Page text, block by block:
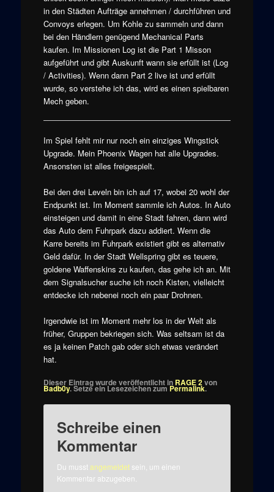
in den Städten Aufträge annehmen / durchführen und
Convoys erlegen. Um Kohle zu sammeln und dann
bei den Händlern genügend Mechanical Parts
kaufen. Im Missionen Log ist die Part 1 Misson
aufgeführt und gibt Auskunft wann sie erfüllt ist (Log
/ Activities). Wenn dann Part 2 live ist und erfüllt
wurde, so verstehe ich das, wird es einen spielbaren
Mech geben.
Im Spiel fehlt mir nur noch ein einziges Wingstick
Upgrade. Mein Phoenix Wagen hat alle Upgrades.
Ansonsten ist alles freigespielt.
Bei den drei Leveln bin ich auf 17, wobei 20 wohl der
Endpunkt ist. Im Moment sammle ich Autos. In Auto
einsteigen und damit in eine Stadt fahren, dann wird
das Auto dem Fuhrpark dazu addiert. Wenn die
Karre bereits im Fuhrpark existiert gibt es alternativ
Geld dafür. In der Stadt Wellspring gibt es teuere,
goldene Waffenskins zu kaufen, das gehe ich an. Mit
dem Signalsucher suche ich noch Kisten, vielleicht
entdecke ich nebenei noch ein paar Drohnen.
Irgendwie ist im Moment mehr los in der Welt als
früher, Gruppen bekriegen sich. Was seltsam ist da
es ja keinen Patch gab oder sich etwas verändert
hat.
Dieser Eintrag wurde veröffentlicht in RAGE 2von
Badb0y. Setze ein Lesezeichen zumPermalink.
Schreibe einen
Kommentar
Du musstangemeldetsein, um einen
Kommentar abzugeben.